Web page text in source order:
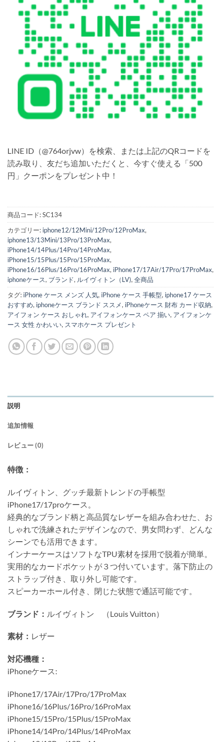
LINE ID（@764orjvw）を検索、または上記のQRコードを
読み取り、友だち追加いただくと、今すぐ使える「500
円」クーポンをプレゼント中！
商品コード:SC134
カテゴリー: iphone12/12Mini/12Pro/12ProMax,
iphone13/13Mini/13Pro/13ProMax,
iPhone14/14Plus/14Pro/14ProMax,
iPhone15/15Plus/15Pro/15ProMax,
iPhone16/16Plus/16Pro/16ProMax, iPhone17/17Air/17Pro/17ProMax,
iphoneケース, ブランド, ルイヴィトン（LV), 全商品
タグ: iPhone ケース メンズ 人気, iPhone ケース 手帳型, iphone17 ケース
おすすめ, iphoneケース ブランド ススメ, iPhoneケース 財布 カード収納,
アイフォン ケース おしゃれ, アイフォンケース ペア 揃い, アイフォンケ
ース 女性 かわいい, スマホケース プレゼント
説明
追加情報
レビュー (0)
特徴：
ルイヴィトン、グッチ最新トレンドの手帳型
iPhone17/17proケース。
経典的なブランド柄と高品質なレザーを組み合わせた、お
しゃれで洗練されたデザインなので、男女問わず、どんな
シーンでも活用できます。
インナーケースはソフトなTPU素材を採用で脱着が簡単。
実用的なカードポケットが３つ付いています。落下防止の
ストラップ付き、取り外し可能です。
スピーカーホール付き、閉じた状態で通話可能です。
ブランド： ルイヴィトン （Louis Vuitton）
素材： レザー
対応機種：
iPhoneケース:
iPhone17/17Air/17Pro/17ProMax
iPhone16/16Plus/16Pro/16ProMax
iPhone15/15Pro/15Plus/15ProMax
iPhone14/14Pro/14Plus/14ProMax